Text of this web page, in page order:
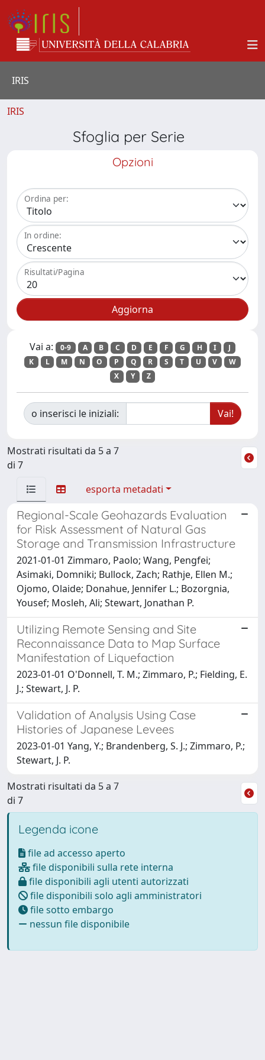
IRIS
IRIS
Sfoglia per Serie
Opzioni
Ordina per:
In ordine:
Risultati/Pagina
Vai a: 0-9 A B C D E F G H I
J
K
L M N O P Q R S T U V
W
X
Y Z
o inserisci le iniziali:
Mostrati risultati da 5 a 7
di 7
esporta metadati
Regional-Scale Geohazards Evaluation
for Risk Assessment of Natural Gas
Storage and Transmission Infrastructure
2021-01-01 Zimmaro, Paolo; Wang, Pengfei;
Asimaki, Domniki; Bullock, Zach; Rathje, Ellen M.;
Ojomo, Olaide; Donahue, Jennifer L.; Bozorgnia,
Yousef; Mosleh, Ali; Stewart, Jonathan P.
Utilizing Remote Sensing and Site
Reconnaissance Data to Map Surface
Manifestation of Liquefaction
2023-01-01 O'Donnell, T. M.; Zimmaro, P.; Fielding, E.
J.; Stewart, J. P.
Validation of Analysis Using Case
Histories of Japanese Levees
2023-01-01 Yang, Y.; Brandenberg, S. J.; Zimmaro, P.;
Stewart, J. P.
Mostrati risultati da 5 a 7
di 7
Legenda icone
file ad accesso aperto
file disponibili sulla rete interna
file disponibili agli utenti autorizzati
file disponibili solo agli amministratori
file sotto embargo
nessun file disponibile